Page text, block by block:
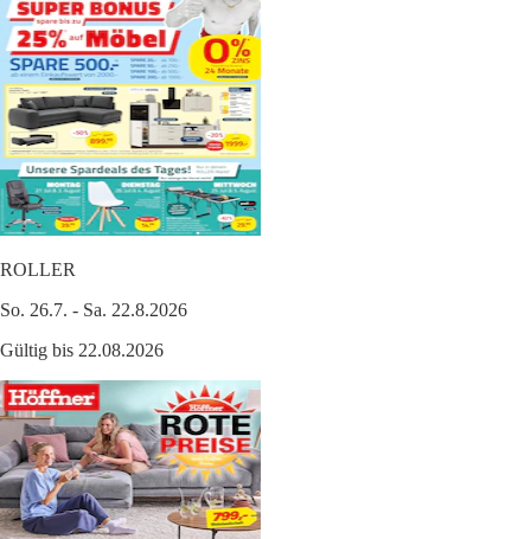
ROLLER
So. 26.7. - Sa. 22.8.2026
Gültig bis 22.08.2026